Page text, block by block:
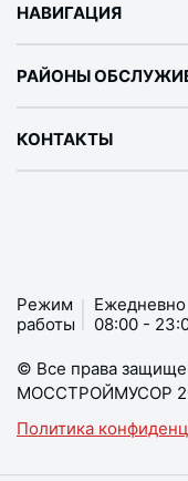
Режим
работы
Ежедневно
08:00 -
© Все права
МОССТРОЙМУСОР
Политика
НАВИГАЦИЯ
РАЙОНЫ
КОНТАКТЫ